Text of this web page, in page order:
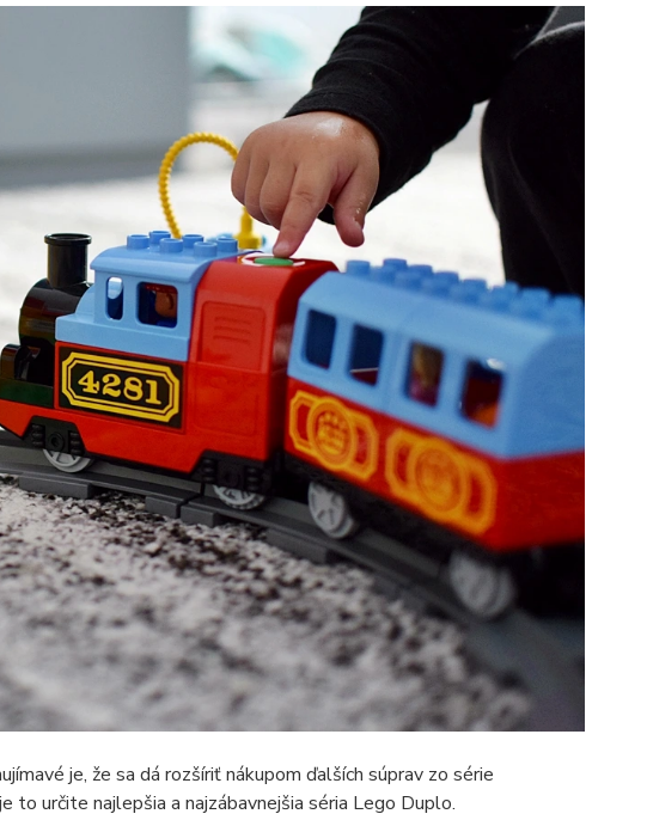
je, že sa dá rozšíriť nákupom ďalších súprav zo série
to určite najlepšia a najzábavnejšia séria Lego Duplo.